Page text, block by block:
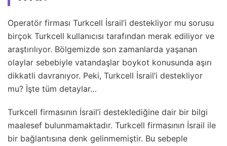
Operatör firması Turkcell İsrail’i destekliyor mu sorusu
birçok Turkcell kullanıcısı tarafından merak ediliyor ve
araştırılıyor. Bölgemizde son zamanlarda yaşanan
olaylar sebebiyle vatandaşlar boykot konusunda aşırı
dikkatli davranıyor. Peki, Turkcell İsrail’i destekliyor
mu? İşte tüm detaylar…
Turkcell firmasının İsrail’i desteklediğine dair bir bilgi
maalesef bulunmamaktadır. Turkcell firmasının İsrail ile
bir bağlantısına denk gelinmemiştir. Bu sebeple